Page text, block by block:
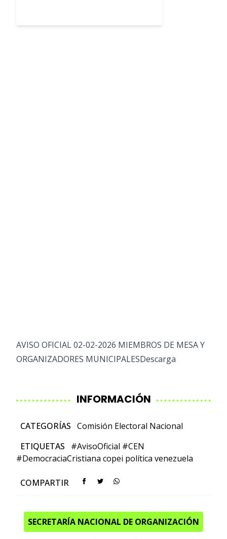
AVISO OFICIAL 02-02-2026 MIEMBROS DE MESA Y
ORGANIZADORES MUNICIPALESDescarga
INFORMACIÓN
CATEGORÍAS Comisión Electoral Nacional
ETIQUETAS
#AvisoOficial #CEN
#DemocraciaCristiana copei política venezuela
COMPARTIR
SECRETARÍA NACIONAL DE ORGANIZACIÓN